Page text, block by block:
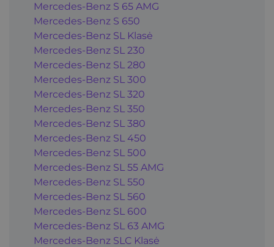
Mercedes-Benz S 65 AMG
Mercedes-Benz S 650
Mercedes-Benz SL Klasė
Mercedes-Benz SL 230
Mercedes-Benz SL 280
Mercedes-Benz SL 300
Mercedes-Benz SL 320
Mercedes-Benz SL 350
Mercedes-Benz SL 380
Mercedes-Benz SL 450
Mercedes-Benz SL 500
Mercedes-Benz SL 55 AMG
Mercedes-Benz SL 550
Mercedes-Benz SL 560
Mercedes-Benz SL 600
Mercedes-Benz SL 63 AMG
Mercedes-Benz SLC Klasė